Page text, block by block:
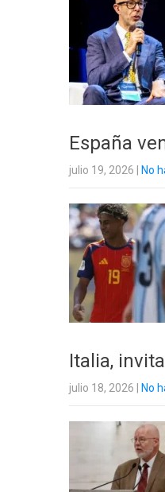
España
julio 19, 2026 No
Italia,
julio 18, 2026 No